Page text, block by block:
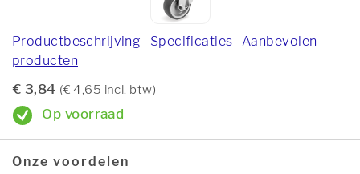
Productbeschrijving Specificaties
Aanbevolen
producten
€ 3,84 (€ 4,65 incl. btw)
Op voorraad
Onze voordelen